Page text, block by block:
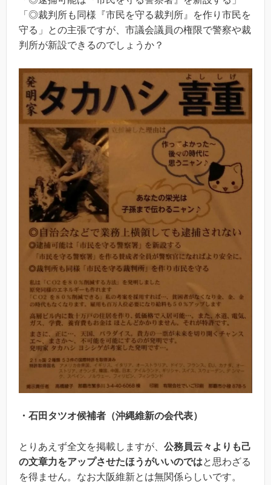
「◎裁判所も同様『市民を守る裁判所』を作り市民を
守る」との主張ですが、市議会議員の権限で警察や裁
判所が新設できるのでしょうか？
・石田タツオ候補者（沖縄維新の会代表）
とりあえず全文を掲載しますが、 公務員云々よりも己
の文章力をアップさせたほうがいいのではと思わざる
を得ません。なお大阪維新とは無関係らしいです。